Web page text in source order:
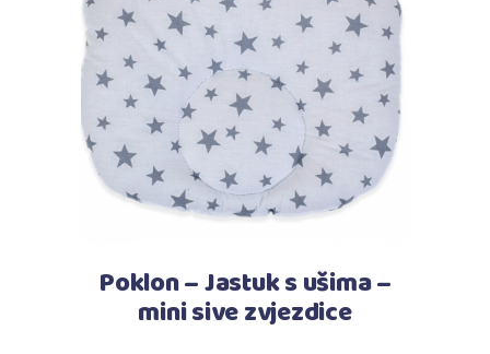
Pročitaj više
Poklon – Jastuk s ušima –
mini sive zvjezdice